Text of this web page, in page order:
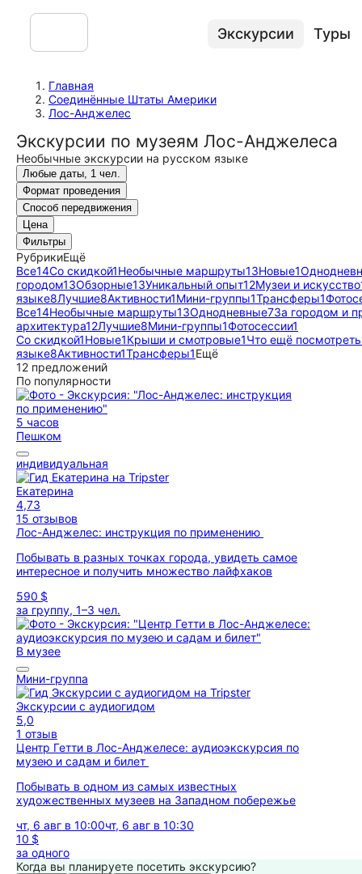
Экскурсии Туры
Главная
Соединённые Штаты Америки
Лос-Анджелес
Экскурсии по музеям Лос-Анджелеса
Необычные экскурсии на русском языке
Любые даты, 1 чел.
Формат проведения
Способ передвижения
Цена
Фильтры
РубрикиЕщё
Все14Со скидкой1Необычные маршруты13Новые1
городом13Обзорные13Уникальный опыт12Музеи и искусство
языке8Лучшие8Активности1Мини-группы1Трансферы1
Все14Необычные маршруты13Однодневные7За городом и
архитектура12Лучшие8Мини-группы1Фотосессии1
Со скидкой1Новые1Крыши и смотровые1Что ещё посмотреть
языке8Активности1Трансферы1Ещё
12 предложений
По популярности
5 часов
Пешком
индивидуальная
Екатерина
4,73
15 отзывов
Лос-Анджелес: инструкция по применению
Побывать в разных точках города, увидеть самое
интересное и получить множество лайфхаков
590 $
за группу, 1–3 чел.
В музее
Мини-группа
Экскурсии с аудиогидом
5,0
1 отзыв
Центр Гетти в Лос-Анджелесе: аудиоэкскурсия по
музею и садам и билет
Побывать в одном из самых известных
художественных музеев на Западном побережье
чт, 6 авг в 10:00чт, 6 авг в 10:30
10 $
за одного
Когда вы планируете посетить экскурсию?